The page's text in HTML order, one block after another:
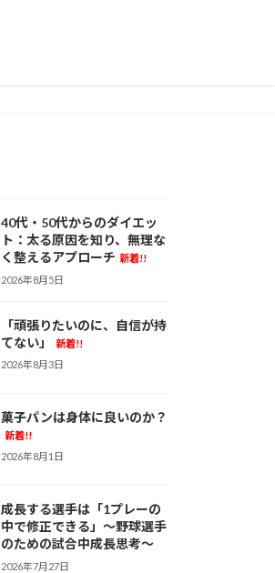
40代・50代からのダイエッ
ト：太る原因を知り、無理な
く整えるアプローチ 新着!!
2026年8月5日
「頑張りたいのに、自信が持
てない」
新着!!
2026年8月3日
菓子パンは身体に良いのか？
新着!!
2026年8月1日
成長する選手は「1プレーの
中で修正できる」～野球選手
のための試合中成長思考～
2026年7月27日